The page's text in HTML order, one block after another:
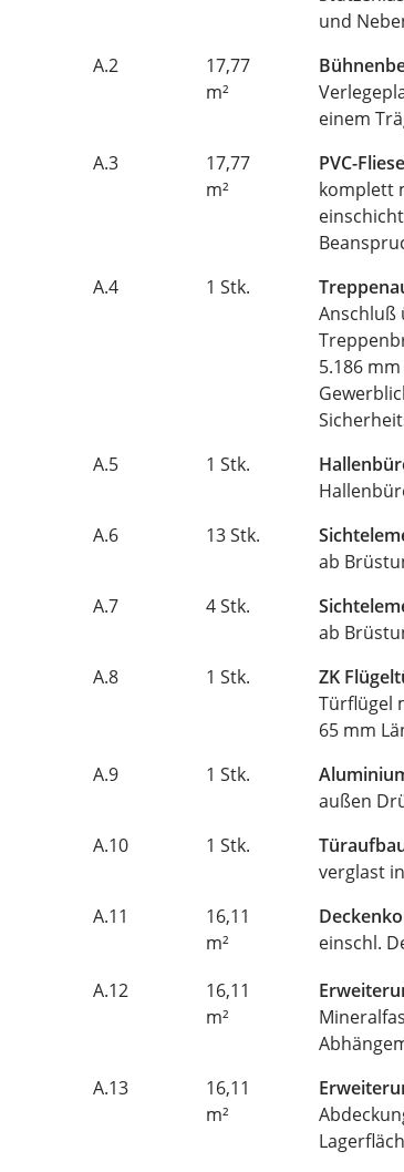
und
A.2
17,77
m²
einem
A.3
17,77
m²
PVC-
komplett
A.4
1 Stk.
Anschluß
5.186
A.5
1 Stk.
A.6
13 Stk.
ab
A.7
4 Stk.
ab
A.8
1 Stk.
ZK
Türflügel
65 mm
A.9
1 Stk.
außen
A.10
1 Stk.
verglast
A.11
16,11
m²
einschl.
A.12
16,11
m²
A.13
16,11
m²